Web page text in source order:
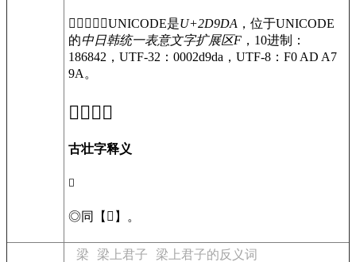
〔 𭧚 〕字的UNICODE是U+2D9DA ，位于UNICODE
的中日韩统一表意文字扩展区F ，10进制：
186842，UTF-32：0002d9da，UTF-8：F0 AD A7
9A。
𭧚的意思
古壮字释义
𭧚
◎同【 𱟐 】。
梁 梁上君子
梁上君子的反义词